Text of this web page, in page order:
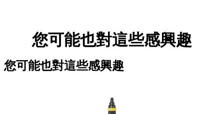
您可能也對這些感興趣
您可能也對這些感興趣